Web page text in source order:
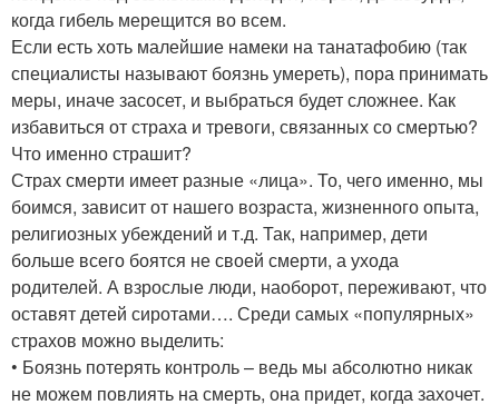
когда гибель мерещится во всем.
Если есть хоть малейшие намеки на танатафобию (так
специалисты называют боязнь умереть), пора принимать
меры, иначе засосет, и выбраться будет сложнее. Как
избавиться от страха и тревоги, связанных со смертью?
Что именно страшит?
Страх смерти имеет разные «лица». То, чего именно, мы
боимся, зависит от нашего возраста, жизненного опыта,
религиозных убеждений и т.д. Так, например, дети
больше всего боятся не своей смерти, а ухода
родителей. А взрослые люди, наоборот, переживают, что
оставят детей сиротами…. Среди самых «популярных»
страхов можно выделить:
• Боязнь потерять контроль – ведь мы абсолютно никак
не можем повлиять на смерть, она придет, когда захочет.